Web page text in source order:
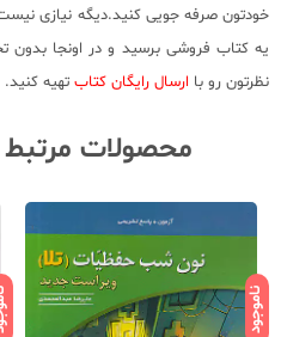
خودتون صرفه جویی کنید.دیگه نیازی
یه کتاب فروشی برسید و در اونجا بدون
نظرتون رو با ارسال رایگان کتاب تهیه کنید.
محصولات مرتبط
ناموجود